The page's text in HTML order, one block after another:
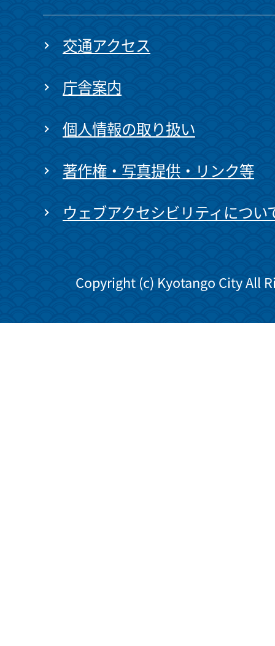
交通アクセス
庁舎案内
個人情報の取り扱い
著作権・写真提供・リンク等
ウェブアクセシビリティについ
Copyright (c) Kyotango City All